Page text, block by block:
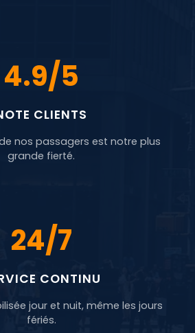
4.9/5
CLIENTS
nos passagers est notre plus
grande fierté.
24/7
CONTINU
jour et nuit, même les jours
fériés.